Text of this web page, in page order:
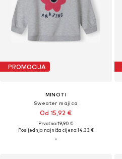
PROMOCIJA
MINOTI
Sweater majica
Od 15,92 €
Prvotno: 19,90 €
Posljednja najniža cijena:14,33 €